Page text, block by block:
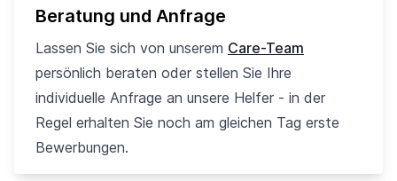
Beratung und Anfrage
Lassen Sie sich von unserem Care-Team
persönlich beraten oder stellen Sie Ihre
individuelle Anfrage an unsere Helfer - in der
Regel erhalten Sie noch am gleichen Tag erste
Bewerbungen.